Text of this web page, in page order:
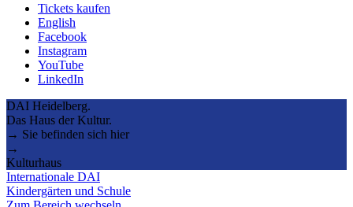
Tickets kaufen
English
Facebook
Instagram
YouTube
LinkedIn
DAI Heidelberg.
Das Haus der Kultur.
→ Sie befinden sich hier
→
Kulturhaus
Internationale DAI
Kindergärten und Schule